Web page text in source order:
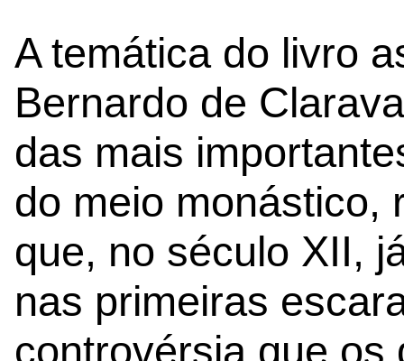
A temática do livro
Bernardo de
das mais
do meio monástico,
que, no século XII,
nas primeiras
controvérsia que os